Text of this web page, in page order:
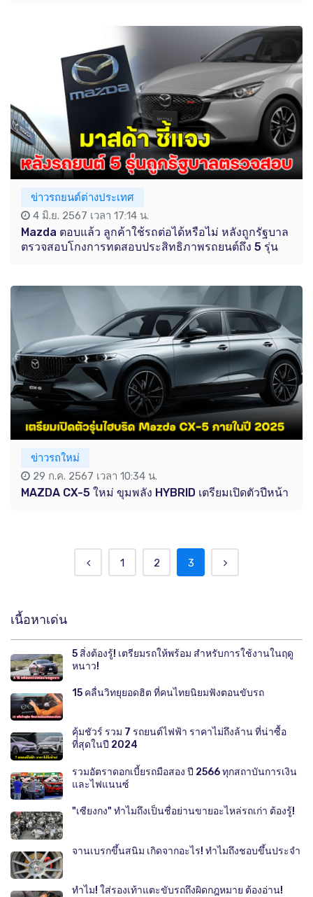
ข่าวรถยนต์ต่างประเทศ
4 มิ.ย. 2567 เวลา 17:14 น.
Mazda ตอบแล้ว ลูกค้าใช้รถต่อได้หรือไม่ หลังถูกรัฐบาล
ตรวจสอบโกงการทดสอบประสิทธิภาพรถยนต์ถึง 5 รุ่น
ข่าวรถใหม่
29 ก.ค. 2567 เวลา 10:34 น.
MAZDA CX-5 ใหม่ ขุมพลัง HYBRID เตรียมเปิดตัวปีหน้า
1 2 3
เนื้อหาเด่น
5 สิ่งต้องรู้! เตรียมรถให้พร้อม สำหรับการใช้งานในฤดู
หนาว!
15 คลื่นวิทยุยอดฮิต ที่คนไทยนิยมฟังตอนขับรถ
คุ้มชัวร์ รวม 7 รถยนต์ไฟฟ้า ราคาไม่ถึงล้าน ที่น่าซื้อ
ที่สุดในปี 2024
รวมอัตราดอกเบี้ยรถมือสอง ปี 2566 ทุกสถาบันการเงิน
และไฟแนนซ์
"เซียงกง" ทำไมถึงเป็นชื่อย่านขายอะไหล่รถเก่า ต้องรู้!
จานเบรกขึ้นสนิม เกิดจากอะไร! ทำไมถึงชอบขึ้นประจำ
ทำไม! ใส่รองเท้าแตะขับรถถึงผิดกฎหมาย ต้องอ่าน!